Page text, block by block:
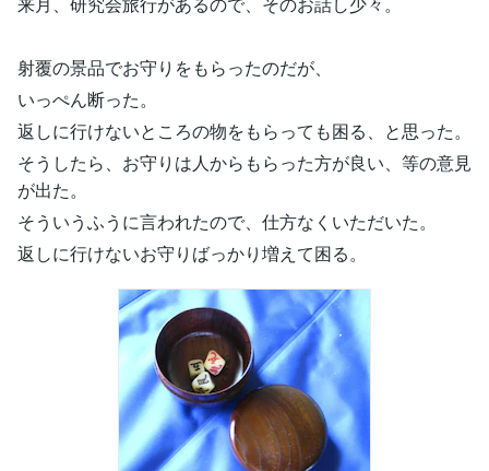
射覆の景品でお守りをもらったのだが、
いっぺん断った。
返しに行けないところの物をもらっても困る、と思った。
そうしたら、お守りは人からもらった方が良い、等の意見
が出た。
そういうふうに言われたので、仕方なくいただいた。
返しに行けないお守りばっかり増えて困る。